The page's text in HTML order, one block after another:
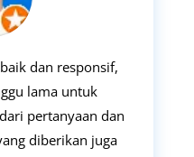
dan responsif,
lama untuk
pertanyaan dan
diberikan juga